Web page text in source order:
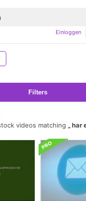
Einloggen
Filters
videos matching
har